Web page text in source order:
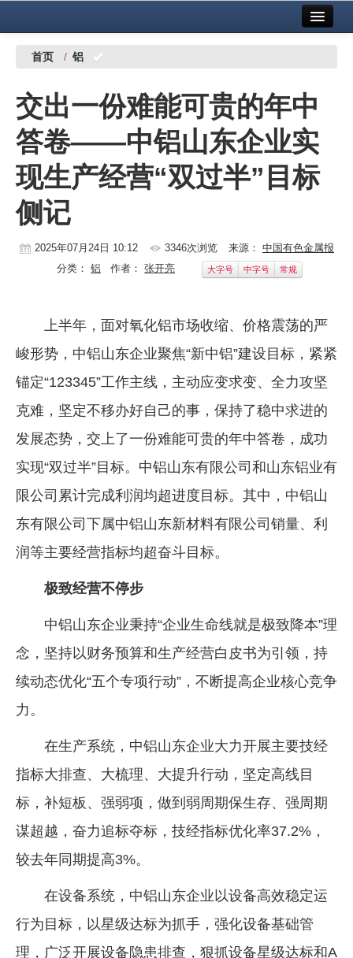
中国有色金属报社主办
铜镍铅锌
铝
稀有稀土
有色市场
科技
企业文化
《资源再生》杂志
行情报价
数字报
首页 / 铝
交出一份难能可贵的年中
答卷——中铝山东企业实
现生产经营“双过半”目标
侧记
2025年07月24日 10:12 3346次浏览 来源： 中国有色金属报
分类： 铝 作者： 张开亮 大字号 中字号 常规
上半年，面对氧化铝市场收缩、价格震荡的严
峻形势，中铝山东企业聚焦“新中铝”建设目标，紧紧
锚定“123345”工作主线，主动应变求变、全力攻坚
克难，坚定不移办好自己的事，保持了稳中求进的
发展态势，交上了一份难能可贵的年中答卷，成功
实现“双过半”目标。中铝山东有限公司和山东铝业有
限公司累计完成利润均超进度目标。其中，中铝山
东有限公司下属中铝山东新材料有限公司销量、利
润等主要经营指标均超奋斗目标。
极致经营不停步
中铝山东企业秉持“企业生命线就是极致降本”理
念，坚持以财务预算和生产经营白皮书为引领，持
续动态优化“五个专项行动”，不断提高企业核心竞争
力。
在生产系统，中铝山东企业大力开展主要技经
指标大排查、大梳理、大提升行动，坚定高线目
标，补短板、强弱项，做到弱周期保生存、强周期
谋超越，奋力追标夺标，技经指标优化率37.2%，
较去年同期提高3%。
在设备系统，中铝山东企业以设备高效稳定运
行为目标，以星级达标为抓手，强化设备基础管
理，广泛开展设备隐患排查，狠抓设备星级达标和A